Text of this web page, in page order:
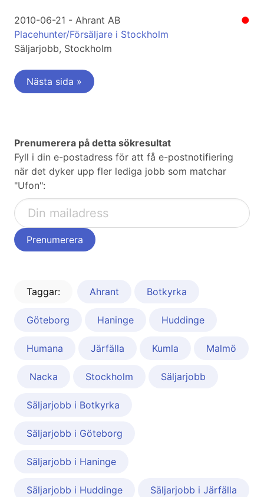
●
2010-06-21 - Ahrant AB
Placehunter/Försäljare i Stockholm
Säljarjobb, Stockholm
Nästa sida »
Prenumerera på detta sökresultat
Fyll i din e-postadress för att få e-postnotifiering
när det dyker upp fler lediga jobb som matchar
"Ufon":
Taggar: Ahrant Botkyrka
Göteborg Haninge Huddinge
Humana Järfälla Kumla Malmö
Nacka Stockholm Säljarjobb
Säljarjobb i Botkyrka
Säljarjobb i Göteborg
Säljarjobb i Haninge
Säljarjobb i Huddinge Säljarjobb i Järfälla